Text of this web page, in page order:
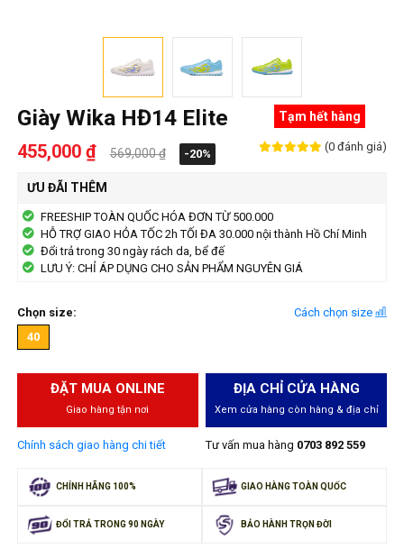
Giày Wika HĐ14 Elite Tạm hết hàng
455,000 ₫ 569,000 ₫ -20%
(0 đánh giá)
ƯU ĐÃI THÊM
FREESHIP TOÀN QUỐC HÓA ĐƠN TỪ 500.000
HỖ TRỢ GIAO HỎA TỐC 2h TỐI ĐA 30.000 nội thành Hồ Chí Minh
Đổi trả trong 30 ngày rách da, bể đế
LƯU Ý: CHỈ ÁP DỤNG CHO SẢN PHẨM NGUYÊN GIÁ
Chọn size:
Cách chọn size
40
ĐẶT MUA ONLINE
Giao hàng tận nơi
Chính sách giao hàng chi tiết
ĐỊA CHỈ CỬA HÀNG
Xem cửa hàng còn hàng & địa chỉ
Tư vấn mua hàng 0703 892 559
CHÍNH HÃNG 100% GIAO HÀNG TOÀN QUỐC
ĐỔI TRẢ TRONG 90 NGÀY BẢO HÀNH TRỌN ĐỜI